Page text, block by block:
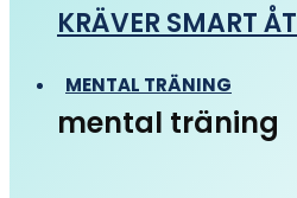
KRÄVER SMART
MENTAL TRÄNING
mental träning